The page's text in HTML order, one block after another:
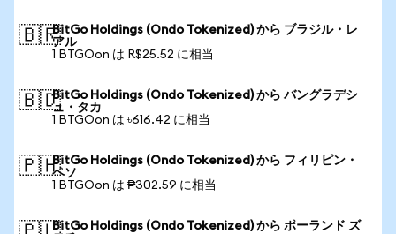
🇧🇷BitGo Holdings (Ondo Tokenized) から ブラジル・レ
アル
1 BTGOon は R$25.52 に相当
🇧🇩BitGo Holdings (Ondo Tokenized) から バングラデシ
ュ・タカ
1 BTGOon は ৳616.42 に相当
🇵🇭BitGo Holdings (Ondo Tokenized) から フィリピン・
ペソ
1 BTGOon は ₱302.59 に相当
BitGo Holdings (Ondo Tokenized) から ポーランド ズ